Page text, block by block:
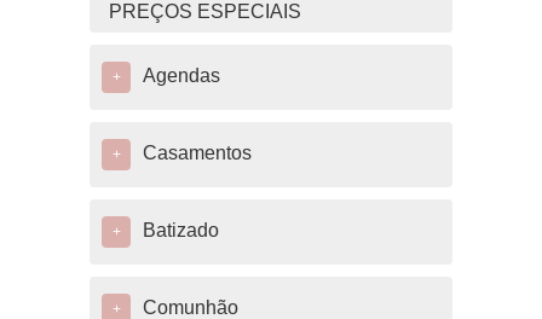
PREÇOS ESPECIAIS
+ Agendas
+ Casamentos
+ Batizado
+ Comunhão